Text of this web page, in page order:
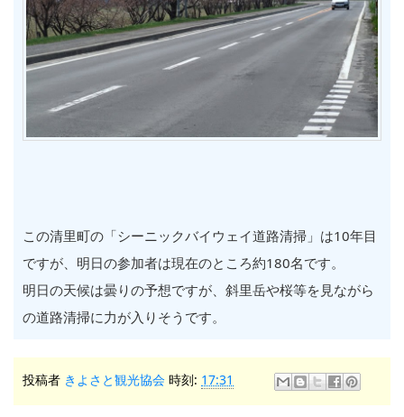
この清里町の「シーニックバイウェイ道路清掃」は10年目
ですが、明日の参加者は現在のところ約180名です。
明日の天候は曇りの予想ですが、斜里岳や桜等を見ながら
の道路清掃に力が入りそうです。
投稿者 きよさと観光協会 時刻: 17:31